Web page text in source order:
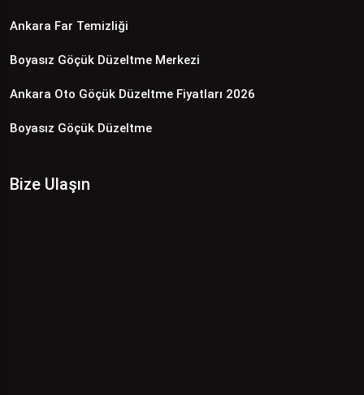
Ankara Far Temizliği
Boyasız Göçük Düzeltme Merkezi
Ankara Oto Göçük Düzeltme Fiyatları 2026
Boyasız Göçük Düzeltme
Bize Ulaşın